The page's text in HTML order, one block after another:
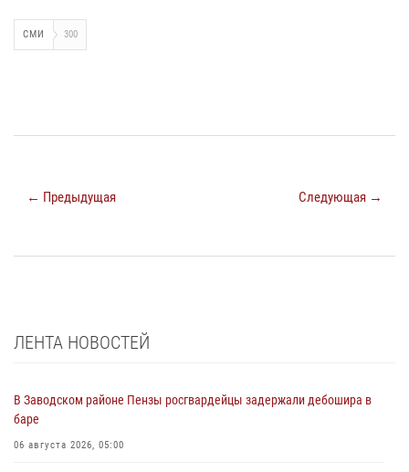
СМИ 300
← Предыдущая Следующая →
ЛЕНТА НОВОСТЕЙ
В Заводском районе Пензы росгвардейцы задержали дебошира в
баре
06 августа 2026, 05:00